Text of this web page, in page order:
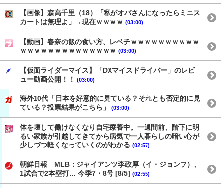
【画像】森高千里（18）「私がオバさんになったらミニス
カートは無理よ」→現在ｗｗｗｗ (03:00)
【動画】春奈の飯の食い方、レベチｗｗｗｗｗｗｗｗｗｗ
ｗｗｗｗｗｗｗｗｗｗｗｗｗｗ (03:00)
【仮面ライダーマイス】「DXマイスドライバー」のレビ
ュー動画公開！！
(03:00)
海外10代「日本を好意的に見ている？それとも否定的に見
ている？投票結果がこちら」
(03:00)
体を壊して働けなくなり自宅療養中。一週間前、階下に明
るい家族が引越してきてから病気で一人暮らしの暗い心が
少しづつ軽くなっていくのがわかる (02:57)
朝鮮日報 MLB：ジャイアンツ李政厚（イ・ジョンフ）、
1試合で2本塁打… 今季7・8号 [8/5] (02:55)